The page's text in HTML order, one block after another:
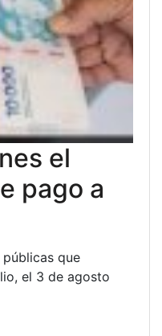
el
pago a
que
el 3 de agosto